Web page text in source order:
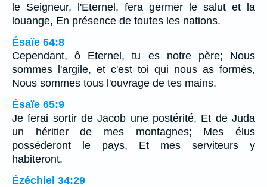
le Seigneur, l'Eternel, fera germer le salut et la
louange, En présence de toutes les nations.
Ésaïe 64:8
Cependant, ô Eternel, tu es notre père; Nous
sommes l'argile, et c'est toi qui nous as formés,
Nous sommes tous l'ouvrage de tes mains.
Ésaïe 65:9
Je ferai sortir de Jacob une postérité, Et de Juda
un héritier de mes montagnes; Mes élus
posséderont le pays, Et mes serviteurs y
habiteront.
Ézéchiel 34:29